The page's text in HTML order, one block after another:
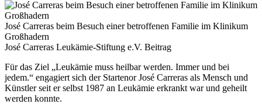
José Carreras beim Besuch einer betroffenen Familie im Klinikum
Großhadern
José Carreras Leukämie-Stiftung e.V. Beitrag
Für das Ziel „Leukämie muss heilbar werden. Immer und bei
jedem.“ engagiert sich der Startenor José Carreras als Mensch und
Künstler seit er selbst 1987 an Leukämie erkrankt war und geheilt
werden konnte.